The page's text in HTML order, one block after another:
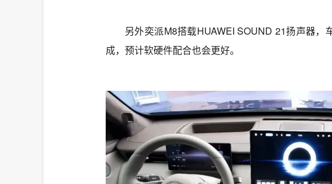
另外奕派M8搭载HUAWEI SOUND 21扬声器
成，预计软硬件配合也会更好。